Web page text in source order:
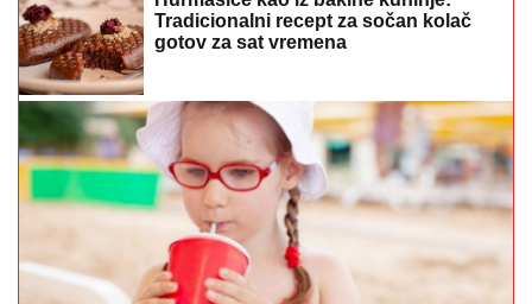
Tradicionalni recept za sočan kolač
gotov za sat vremena